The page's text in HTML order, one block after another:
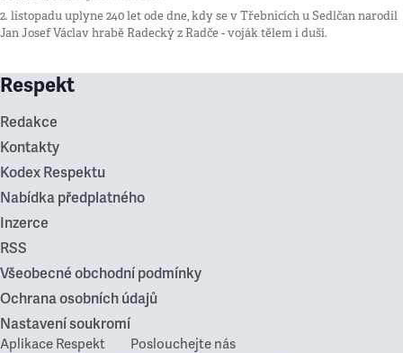
2. listopadu uplyne 240 let ode dne, kdy se v Třebnicích u Sedlčan narodil
Jan Josef Václav hrabě Radecký z Radče - voják tělem i duší.
Respekt
Redakce
Kontakty
Kodex Respektu
Nabídka předplatného
Inzerce
RSS
Všeobecné obchodní podmínky
Ochrana osobních údajů
Nastavení soukromí
Aplikace Respekt Poslouchejte nás